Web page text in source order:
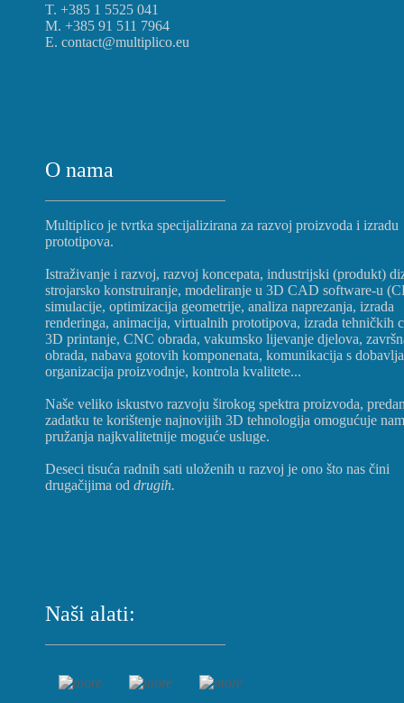
T. +385 1 5525 041
M. +385 91 511 7964
E. contact@multiplico.eu
O nama
Multiplico je tvrtka specijalizirana za razvoj proizvoda i izradu
prototipova.
Istraživanje i razvoj, razvoj koncepata, industrijski (produkt)
strojarsko konstruiranje, modeliranje u 3D CAD software-u
simulacije, optimizacija geometrije, analiza naprezanja, izrada
renderinga, animacija, virtualnih prototipova, izrada tehničkih
3D printanje, CNC obrada, vakumsko lijevanje djelova,
obrada, nabava gotovih komponenata, komunikacija s
organizacija proizvodnje, kontrola kvalitete...
Naše veliko iskustvo razvoju širokog spektra proizvoda,
zadatku te korištenje najnovijih 3D tehnologija omogućuje nam
pružanja najkvalitetnije moguće usluge.
Deseci tisuća radnih sati uloženih u razvoj je ono što nas čini
drugačijima od drugih.
Naši alati: